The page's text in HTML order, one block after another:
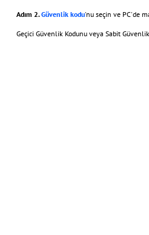
Adım 2.Güvenlik kodu'nu seçin ve PC'de
Geçici Güvenlik Kodunu veya Sabit